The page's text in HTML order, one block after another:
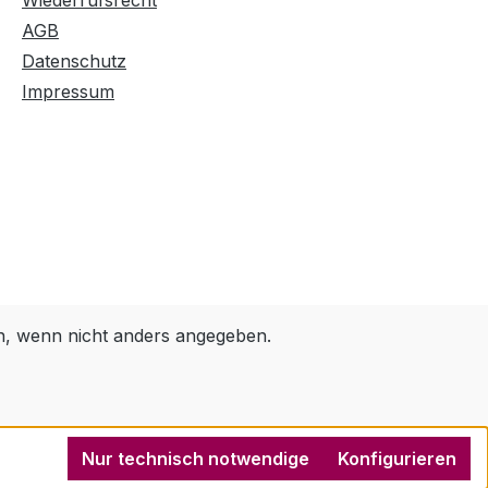
AGB
Datenschutz
Impressum
wenn nicht anders angegeben.
Nur technisch notwendige Konfigurieren